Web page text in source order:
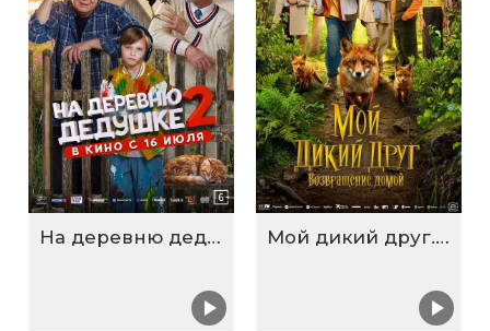
На деревню дедушке 2 Мой дикий друг. Возвращение домой